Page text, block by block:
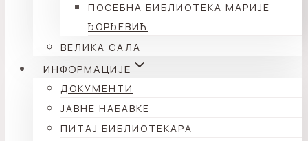
ПОСЕБНА БИБЛИОТЕКА МАРИЈЕ
ЂОРЂЕВИЋ
ВЕЛИКА САЛА
ИНФОРМАЦИЈЕ
ДОКУМЕНТИ
ЈАВНЕ НАБАВКЕ
ПИТАЈ БИБЛИОТЕКАРА